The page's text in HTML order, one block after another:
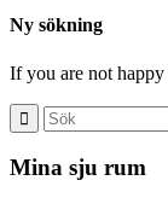
Ny sökning
If you are not happy
Mina sju rum